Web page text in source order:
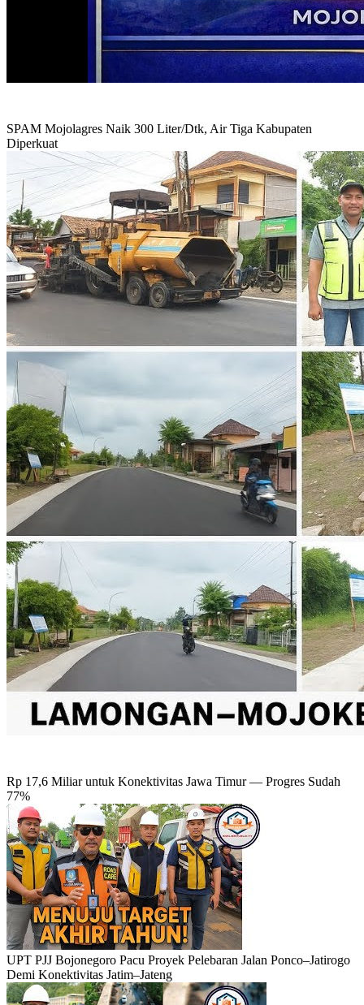
SPAM Mojolagres Naik 300 Liter/Dtk, Air Tiga Kabupaten
Diperkuat
Rp 17,6 Miliar untuk Konektivitas Jawa Timur — Progres Sudah
77%
UPT PJJ Bojonegoro Pacu Proyek Pelebaran Jalan Ponco–Jatirogo
Demi Konektivitas Jatim–Jateng